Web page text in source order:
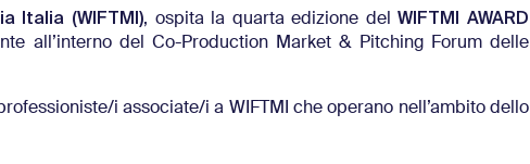
Italia (WIFTMI), ospita la quarta edizione delWIFTMI AWARD
all’interno del Co-Production Market & Pitching Forum delle
i associate/i a WIFTMI che operano nell’ambito dello